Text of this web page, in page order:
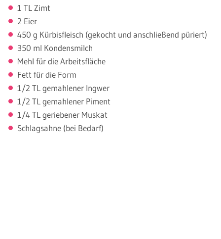
1 TL Zimt
2 Eier
450 g Kürbisfleisch (gekocht und anschließend püriert)
350 ml Kondensmilch
Mehl für die Arbeitsfläche
Fett für die Form
1/2 TL gemahlener Ingwer
1/2 TL gemahlener Piment
1/4 TL geriebener Muskat
Schlagsahne (bei Bedarf)